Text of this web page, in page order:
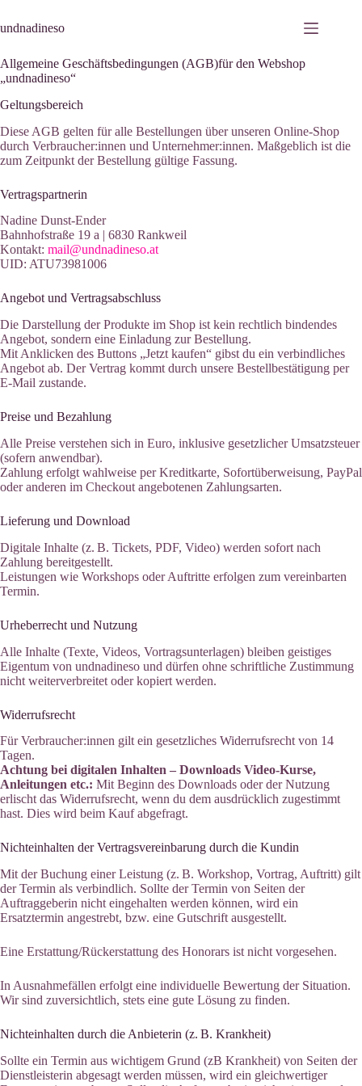
Inhalt
springen
undnadineso
Allgemeine Geschäftsbedingungen (AGB)für den Webshop
„undnadineso“
Geltungsbereich
Diese AGB gelten für alle Bestellungen über unseren Online-Shop
durch Verbraucher:innen und Unternehmer:innen. Maßgeblich ist die
zum Zeitpunkt der Bestellung gültige Fassung.
Vertragspartnerin
Nadine Dunst-Ender
Bahnhofstraße 19 a | 6830 Rankweil
Kontakt: mail@undnadineso.at
UID: ATU73981006
Angebot und Vertragsabschluss
Die Darstellung der Produkte im Shop ist kein rechtlich bindendes
Angebot, sondern eine Einladung zur Bestellung.
Mit Anklicken des Buttons „Jetzt kaufen“ gibst du ein verbindliches
Angebot ab. Der Vertrag kommt durch unsere Bestellbestätigung per
E-Mail zustande.
Preise und Bezahlung
Alle Preise verstehen sich in Euro, inklusive gesetzlicher Umsatzsteuer
(sofern anwendbar).
Zahlung erfolgt wahlweise per Kreditkarte, Sofortüberweisung, PayPal
oder anderen im Checkout angebotenen Zahlungsarten.
Lieferung und Download
Digitale Inhalte (z. B. Tickets, PDF, Video) werden sofort nach
Zahlung bereitgestellt.
Leistungen wie Workshops oder Auftritte erfolgen zum vereinbarten
Termin.
Urheberrecht und Nutzung
Alle Inhalte (Texte, Videos, Vortragsunterlagen) bleiben geistiges
Eigentum von undnadineso und dürfen ohne schriftliche Zustimmung
nicht weiterverbreitet oder kopiert werden.
Widerrufsrecht
Für Verbraucher:innen gilt ein gesetzliches Widerrufsrecht von 14
Tagen.
Achtung bei digitalen Inhalten – Downloads Video-Kurse,
Anleitungen etc.: Mit Beginn des Downloads oder der Nutzung
erlischt das Widerrufsrecht, wenn du dem ausdrücklich zugestimmt
hast. Dies wird beim Kauf abgefragt.
Nichteinhalten der Vertragsvereinbarung durch die Kundin
Mit der Buchung einer Leistung (z. B. Workshop, Vortrag, Auftritt) gilt
der Termin als verbindlich. Sollte der Termin von Seiten der
Auftraggeberin nicht eingehalten werden können, wird ein
Ersatztermin angestrebt, bzw. eine Gutschrift ausgestellt.
Eine Erstattung/Rückerstattung des Honorars ist nicht vorgesehen.
In Ausnahmefällen erfolgt eine individuelle Bewertung der Situation.
Wir sind zuversichtlich, stets eine gute Lösung zu finden.
Nichteinhalten durch die Anbieterin (z. B. Krankheit)
Sollte ein Termin aus wichtigem Grund (zB Krankheit) von Seiten der
Dienstleisterin abgesagt werden müssen, wird ein gleichwertiger